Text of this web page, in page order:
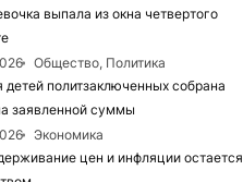
выпала из окна четвертого
Общество, Политика
политзаключенных собрана
заявленной суммы
Экономика
цен и инфляции остается